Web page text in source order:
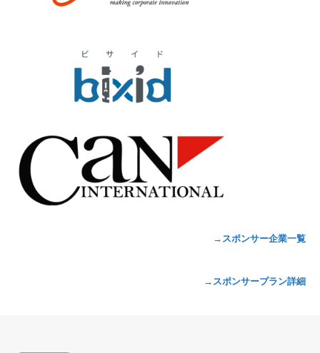
→スポンサー企業一覧
→スポンサープラン詳細